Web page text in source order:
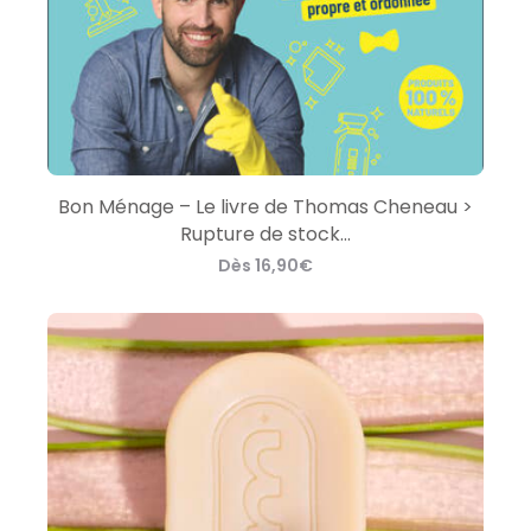
Bon Ménage – Le livre de Thomas Cheneau >
Rupture de stock…
Dès 16,90€